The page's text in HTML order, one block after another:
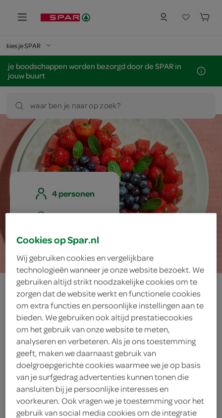
kies je SPAR
je boodschappen worden bezorgd door de SPAR in
jouw buurt
waar ben je naar op zoek?
4 personen
eenvoudig
20 min.
hartjes-
fruitsalade
ingrediënten
1 takje munt
Cookies op Spar.nl
Wij gebruiken cookies en vergelijkbare
technologieën wanneer je onze website bezoekt. We
gebruiken altijd strikt noodzakelijke cookies om te
zorgen dat de website werkt en functionele cookies
om extra functies en persoonlijke instellingen aan te
bieden. We gebruiken ook altijd prestatiecookies
om het gebruik van onze website te meten,
analyseren en verbeteren. Als je ons toestemming
geeft, maken we daarnaast gebruik van
doelgroepgerichte cookies waarmee we je op basis
van je surfgedrag advertenties kunnen tonen die
aansluiten bij je persoonlijke interesses en
voorkeuren. Ook vragen we je toestemming voor het
gebruik van social media cookies om de integratie